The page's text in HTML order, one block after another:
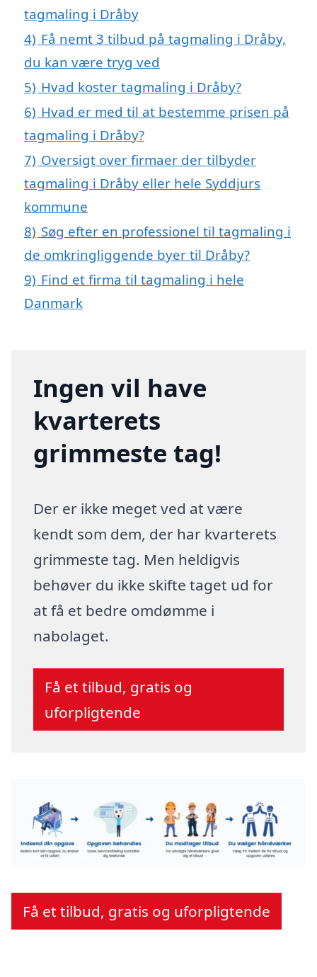
tagmaling i Dråby
4) Få nemt 3 tilbud på tagmaling i Dråby,
du kan være tryg ved
5) Hvad koster tagmaling i Dråby?
6) Hvad er med til at bestemme prisen på
tagmaling i Dråby?
7) Oversigt over firmaer der tilbyder
tagmaling i Dråby eller hele Syddjurs
kommune
8) Søg efter en professionel til tagmaling i
de omkringliggende byer til Dråby?
9) Find et firma til tagmaling i hele
Danmark
Ingen vil have
kvarterets
grimmeste tag!
Der er ikke meget ved at være
kendt som dem, der har kvarterets
grimmeste tag. Men heldigvis
behøver du ikke skifte taget ud for
at få et bedre omdømme i
nabolaget.
Få et tilbud, gratis og
uforpligtende
Få et tilbud, gratis og uforpligtende